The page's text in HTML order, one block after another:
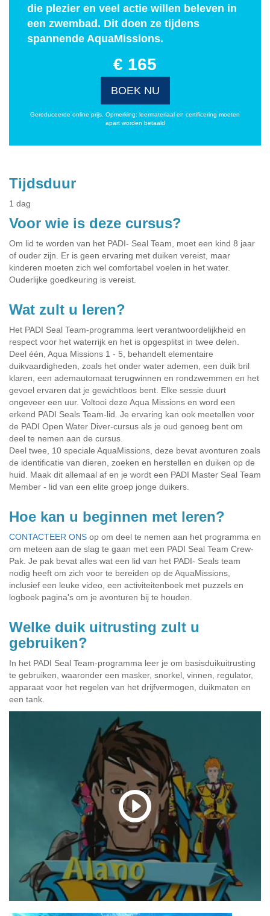
die plezier en veel actie willen beleven in
een zwembad. Dit doen ze tijdens
spannende AquaMissions.
€ 165
BOEK NU
Gereduceerde online prijs. Opmerking: leermateriaal en certificering moeten
apart worden betaald
Tijdsduur
1 dag
Voor wie is deze cursus?
Om lid te worden van het PADI- Seal Team, moet een kind 8 jaar
of ouder zijn. Er is geen ervaring met duiken vereist, maar
kinderen moeten zich wel comfortabel voelen in het water.
Ouderlijke goedkeuring is vereist.
Wat zult u leren?
Het PADI Seal Team-programma leert verantwoordelijkheid en
respect voor het waterrijk en het is opgesplitst in twee delen.
Deel één, Aqua Missions 1 - 5, behandelt elementaire
duikvaardigheden, zoals het onder water ademen, een duik bril
klaren, een ademautomaat terugwinnen en rondzwemmen en het
gevoel ervaren dat je gewichtloos bent. Elke sessie duurt
ongeveer een uur. Voltooi deze Aqua Missions en word een
erkend PADI Seals Team-lid. Je ervaring kan ook meetellen voor
de PADI Open Water Diver-cursus als je oud genoeg bent om
deel te nemen aan de cursus.
Deel twee, 10 speciale AquaMissions, deze bevat avonturen zoals
de identificatie van dieren, zoeken en herstellen en duiken op de
huid. Maak dit allemaal af en je wordt een PADI Master Seal Team
Member - lid van een elite groep jonge duikers.
Hoe kan u beginnen met leren?
CONTACTEER ONS op om deel te nemen aan het programma en
om meteen aan de slag te gaan met een PADI Seal Team Crew-
Pak. Je pak bevat alles wat een lid van het PADI- Seals team
nodig heeft om zich voor te bereiden op de AquaMissions,
inclusief een leuke video, een activiteitenboek met puzzels en
logboek pagina's om je avonturen bij te houden.
Welke duik uitrusting zult u
gebruiken?
In het PADI Seal Team-programma leer je om basisduikuitrusting
te gebruiken, waaronder een masker, snorkel, vinnen, regulator,
apparaat voor het regelen van het drijfvermogen, duikmaten en
een tank.